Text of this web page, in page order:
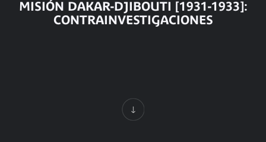
MISIÓN DAKAR-DJIBOUTI [1931-1933]:
CONTRAINVESTIGACIONES